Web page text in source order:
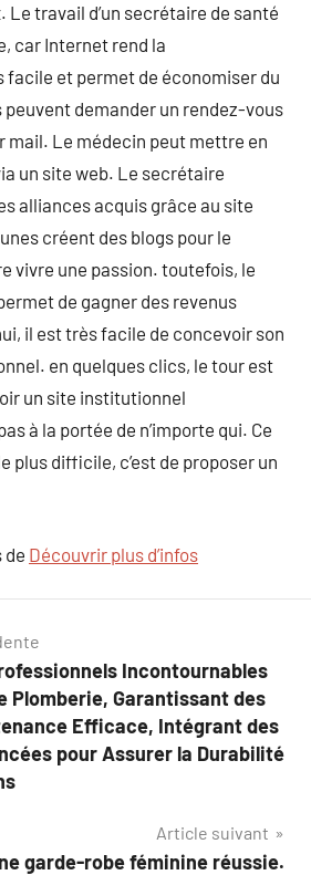
travail d’un secrétaire de santé
car Internet rend la
et permet de économiser du
demander un rendez-vous
mail. Le médecin peut mettre en
un site web. Le secrétaire
alliances acquis grâce au site
créent des blogs pour le
vivre une passion. toutefois, le
de gagner des revenus
il est très facile de concevoir son
en quelques clics, le tour est
un site institutionnel
à la portée de n’importe qui. Ce
plus difficile, c’est de proposer un
de Découvrir plus d’infos
Incontournables
Plomberie, Garantissant des
Efficace, Intégrant des
pour Assurer la Durabilité
Article suivant
garde-robe féminine réussie.